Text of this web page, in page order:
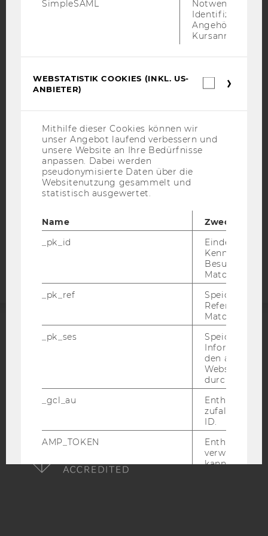
Bluesky
BARRIEREFREIHEITSERKLÄRUNG WEBSEITE
DATENSCHUTZERKLÄRUNG
DATENSCHUTZERKLÄRUNG SOCIAL MEDIA
DATENSCHUTZERKLÄRUNG
STUDIENBEWERBER*INNEN UND STUDIERENDE
COOKIE EINSTELLUNGEN
Barrierefreiheitserklärung
ACCREDITED BY:
AMBA
SimpleSAML
Notwendig zur
Identifizierung
Angehörige/r für
Kursanmeldung.
WEBSTATISTIK COOKIES (INKL. US-
ANBIETER)
Mithilfe dieser Cookies können wir
unser Angebot laufend verbessern und
unsere Website an Ihre Bedürfnisse
anpassen. Dabei werden
pseudonymisierte Daten über die
Websitenutzung gesammelt und
statistisch ausgewertet.
Name
Zweck
_pk_id
Eindeutige
Besuchers
Matomo.
_pk_ref
Speicherung
Referrers
Matomo.
_pk_ses
Speicherung
den aktuellen
durch
_gcl_au
Enthält eine
ID.
AMP_TOKEN
Enthält ein
verwendet
kann, um